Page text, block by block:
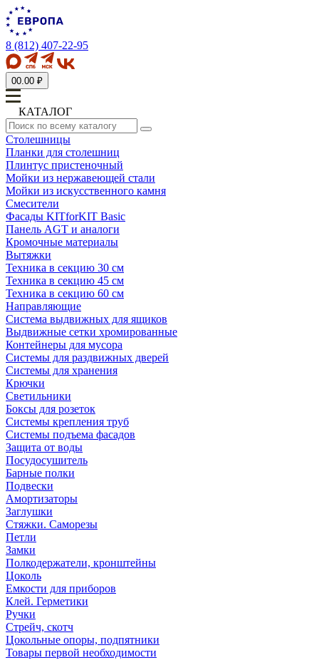
8 (812) 407-22-95
00.00 ₽
КАТАЛОГ
Столешницы
Планки для столешниц
Плинтус пристеночный
Мойки из нержавеющей стали
Мойки из искусственного камня
Смесители
Фасады KITforKIT Basic
Панель AGT и аналоги
Кромочные материалы
Вытяжки
Техника в секцию 30 см
Техника в секцию 45 см
Техника в секцию 60 см
Направляющие
Система выдвижных для ящиков
Выдвижные сетки хромированные
Контейнеры для мусора
Системы для раздвижных дверей
Системы для хранения
Крючки
Светильники
Боксы для розеток
Системы крепления труб
Системы подъема фасадов
Защита от воды
Посудосушитель
Барные полки
Подвески
Амортизаторы
Заглушки
Стяжки. Саморезы
Петли
Замки
Полкодержатели, кронштейны
Цоколь
Емкости для приборов
Клей. Герметики
Ручки
Стрейч, скотч
Цокольные опоры, подпятники
Товары первой необходимости